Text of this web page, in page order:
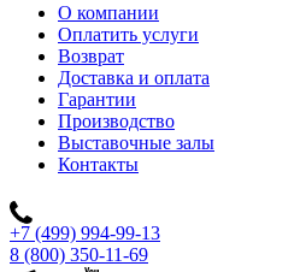
О компании
Оплатить услуги
Возврат
Доставка и оплата
Гарантии
Производство
Выставочные залы
Контакты
+7 (499) 994-99-13
8 (800) 350-11-69